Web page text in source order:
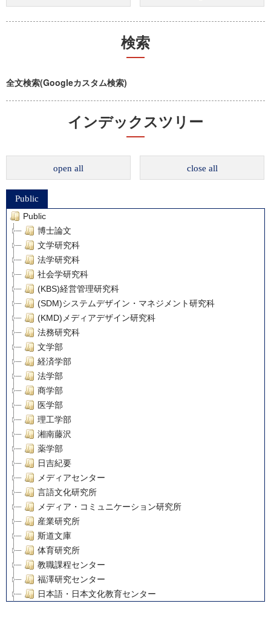
検索
全文検索(Googleカスタム検索)
インデックスツリー
open all close all
Public
Public
博士論文
文学研究科
法学研究科
社会学研究科
(KBS)経営管理研究科
(SDM)システムデザイン・マネジメント研究科
(KMD)メディアデザイン研究科
法務研究科
文学部
経済学部
法学部
商学部
医学部
理工学部
湘南藤沢
薬学部
日吉紀要
メディアセンター
言語文化研究所
メディア・コミュニケーション研究所
産業研究所
斯道文庫
体育研究所
教職課程センター
福澤研究センター
日本語・日本文化教育センター